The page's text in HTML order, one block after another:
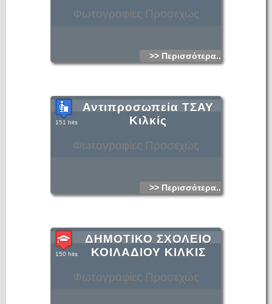
Φωτογραφίες Προσεχώς
>> Περισσότερα...
Φωτογραφίες Προσεχώς
Αντιπροσωπεία ΤΣΑΥ
Κιλκίς
151 hits
>> Περισσότερα...
Φωτογραφίες Προσεχώς
ΔΗΜΟΤΙΚΟ ΣΧΟΛΕΙΟ
ΚΟΙΛΑΔΙΟΥ ΚΙΛΚΙΣ
150 hits